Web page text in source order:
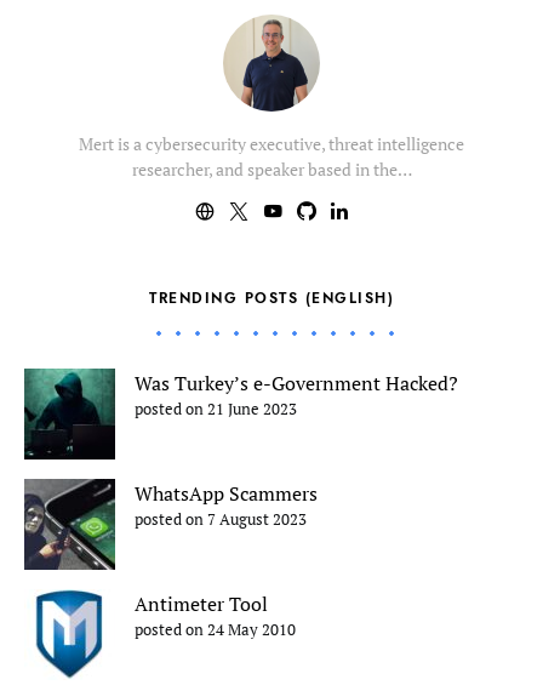
Mert is a cybersecurity executive, threat intelligence
researcher, and speaker based in the…
TRENDING POSTS (ENGLISH)
Was Turkey’s e-Government Hacked?
posted on 21 June 2023
WhatsApp Scammers
posted on 7 August 2023
Antimeter Tool
posted on 24 May 2010